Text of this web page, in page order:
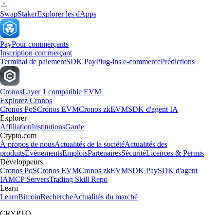
SwapStakerExplorer les dApps
PayPour commerçants
Inscription commerçant
Terminal de paiementSDK PayPlug-ins e-commercePrédictions
CronosLayer 1 compatible EVM
Explorez Cronos
Cronos PoSCronos EVMCronos zkEVMSDK d'agent IA
Explorer
AffiliationInstitutionsGarde
Crypto.com
À propos de nousActualités de la sociétéActualités des
produitsÉvénementsEmploisPartenairesSécuritéLicences & Permis
Développeurs
Cronos PoSCronos EVMCronos zkEVMSDK PaySDK d'agent
IAMCP ServersTrading Skill Repo
Learn
LearnBitcoinRechercheActualités du marché
CRYPTO